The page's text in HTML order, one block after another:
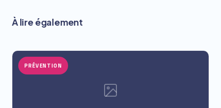
À lire également
PRÉVENTION